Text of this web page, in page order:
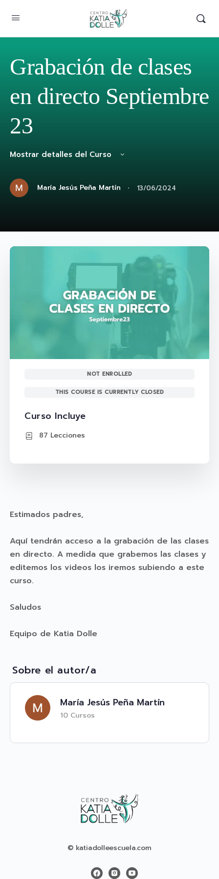
Grabación de clases
en directo Septiembre
23
Mostrar detalles del Curso
María Jesús Peña Martín · 13/06/2024
Estimados padres,
Aquí tendrán acceso a la grabación de las clases
en directo. A medida que grabemos las clases y
editemos los videos los iremos subiendo a este
curso.
Saludos
Equipo de Katia Dolle
Sobre el autor/a
María Jesús Peña Martín
10 Cursos
NOT ENROLLED
THIS COURSE IS CURRENTLY CLOSED
Curso Incluye
87 Lecciones
© katiadolleescuela.com